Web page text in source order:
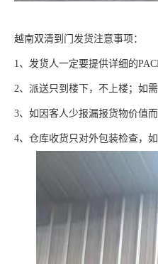
越南双清到门发货注意事项：
1、发货人一定要提供详细的
2、派送只到楼下，不上楼；如
3、如因客人少报漏报货物价值
4、仓库收货只对外包装检查，